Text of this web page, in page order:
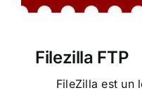
Filezilla FTP
FileZilla est un